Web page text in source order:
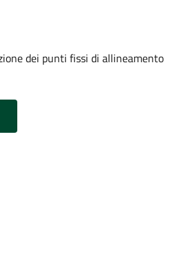
dei punti fissi di allineamento